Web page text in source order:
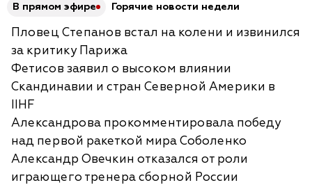
В прямом эфире Горячие новости недели
Пловец Степанов встал на колени и извинился
за критику Парижа
Фетисов заявил о высоком влиянии
Скандинавии и стран Северной Америки в
IIHF
Александрова прокомментировала победу
над первой ракеткой мира Соболенко
Александр Овечкин отказался от роли
играющего тренера сборной России